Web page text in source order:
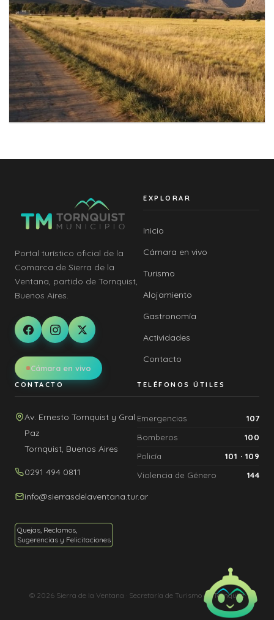
Portal turístico oficial de la
Comarca de Sierra de la
Ventana, partido de Tornquist,
Buenos Aires.
Cámara en vivo
EXPLORAR
Inicio
Cámara en vivo
Turismo
Alojamiento
Gastronomía
Actividades
Contacto
CONTACTO
Av. Ernesto Tornquist y Gral
Paz
Tornquist, Buenos Aires
0291 494 0811
info@sierrasdelaventana.tur.ar
Quejas, Reclamos,
Sugerencias y Felicitaciones
TELÉFONOS ÚTILES
Emergencias
107
Bomberos
100
Policía
101 · 109
Violencia de Género
144
© 2026 Sierra de la Ventana · Secretaría de Turismo de Tornquist